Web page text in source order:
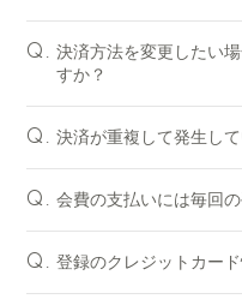
Q. 決済方法を変更したい
すか？
Q. 決済が重複して発生して
Q. 会費の支払いには毎回
Q. 登録のクレジットカー